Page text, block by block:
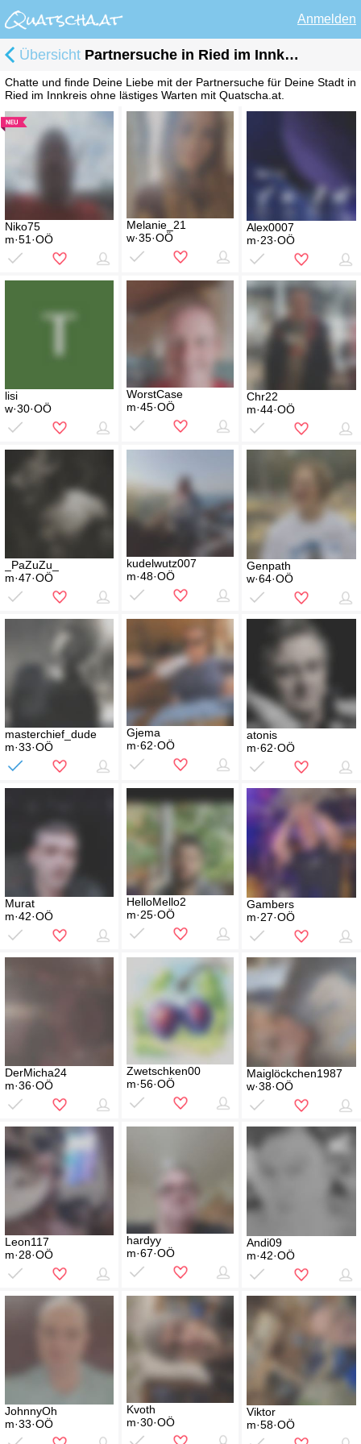
Anmelden
Übersicht Partnersuche in Ried im Innkreis
Chatte und finde Deine Liebe mit der Partnersuche für Deine Stadt in
Ried im Innkreis ohne lästiges Warten mit Quatscha.at.
Niko75
m·51·OÖ
Melanie_21
w·35·OÖ
Alex0007
m·23·OÖ
lisi
w·30·OÖ
WorstCase
m·45·OÖ
Chr22
m·44·OÖ
_PaZuZu_
m·47·OÖ
kudelwutz007
m·48·OÖ
Genpath
w·64·OÖ
masterchief_dude
m·33·OÖ
Gjema
m·62·OÖ
atonis
m·62·OÖ
Murat
m·42·OÖ
HelloMello2
m·25·OÖ
Gambers
m·27·OÖ
DerMicha24
m·36·OÖ
Zwetschken00
m·56·OÖ
Maiglöckchen1987
w·38·OÖ
Leon117
m·28·OÖ
hardyy
m·67·OÖ
Andi09
m·42·OÖ
JohnnyOh
m·33·OÖ
Kvoth
m·30·OÖ
Viktor
m·58·OÖ